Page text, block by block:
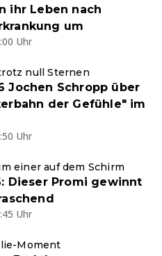
ihr Leben nach
um
Uhr
null Sternen
Jochen Schropp über
der Gefühle" im
Uhr
einer auf dem Schirm
Dieser Promi gewinnt
Uhr
Moment